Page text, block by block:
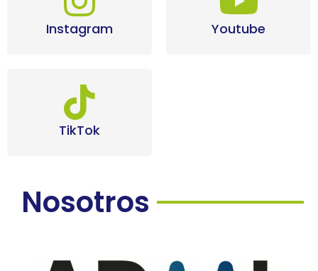
Instagram Youtube
TikTok
Nosotros